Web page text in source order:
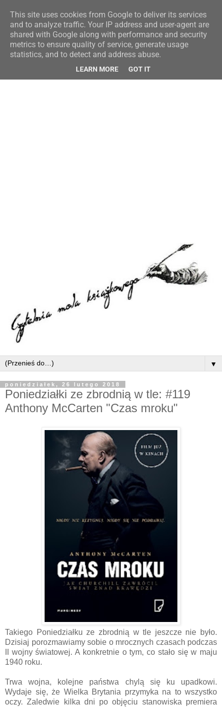
▼
poniedziałek, 26 lutego 2018
Poniedziałki ze zbrodnią w tle: #119
Anthony McCarten "Czas mroku"
Takiego Poniedziałku ze zbrodnią w tle jeszcze nie było.
Dzisiaj porozmawiamy sobie o mrocznych czasach podczas
II wojny światowej. A konkretnie o tym, co stało się w maju
1940 roku.
Trwa wojna, kolejne państwa chylą się ku upadkowi.
Wydaje się, że Wielka Brytania przymyka na to wszystko
oczy. Zaledwie kilka dni po objęciu stanowiska premiera
This site uses cookies from Google to deliver its services
and to analyze traffic. Your IP address and user-agent are
shared with Google along with performance and security
metrics to ensure quality of service, generate usage
statistics, and to detect and address abuse.
LEARN MORE GOT IT